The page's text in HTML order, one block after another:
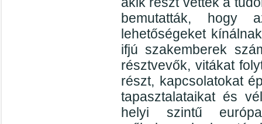
bemutatták, hogy
lehetőségeket
ifjú szakemberek
résztvevők, vitákat
részt, kapcsolatokat
tapasztalataikat és
helyi szintű